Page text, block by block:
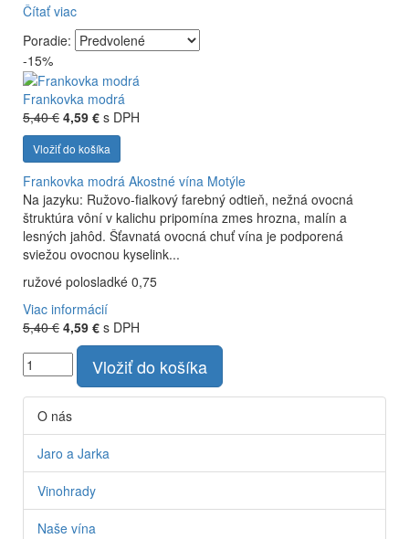
Firma Ostrožovič je najstaršou privátnou firmou na
slovenskom Tokaji.
Vyrábame kvalitné odrodové a výberové vína. Ako prví sme
priniesli na slovenský trh sólo spracované vína z tokajských
odrôd Furmint, Lipovina a Muškát žltý reduktívnou
technológiou. Hrozno spracúvame najmodernejšími
technológiami, vrátane riadenej fermentácie.
Čítať viac
Poradie:
-15%
Frankovka modrá
5,40 € 4,59 € s DPH
Vložiť do košíka
Frankovka modrá Akostné vína Motýle
Na jazyku: Ružovo-fialkový farebný odtieň, nežná ovocná
štruktúra vôní v kalichu pripomína zmes hrozna, malín a
lesných jahôd. Šťavnatá ovocná chuť vína je podporená
sviežou ovocnou kyselink...
ružové polosladké 0,75
Viac informácií
5,40 € 4,59 € s DPH
Vložiť do košíka
O nás
Jaro a Jarka
Vinohrady
Naše vína